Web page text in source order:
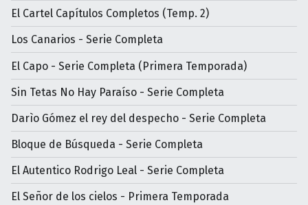
El Cartel Capítulos Completos (Temp. 2)
Los Canarios - Serie Completa
El Capo - Serie Completa (Primera Temporada)
Sin Tetas No Hay Paraíso - Serie Completa
Darìo Gómez el rey del despecho - Serie Completa
Bloque de Búsqueda - Serie Completa
El Autentico Rodrigo Leal - Serie Completa
El Señor de los cielos - Primera Temporada